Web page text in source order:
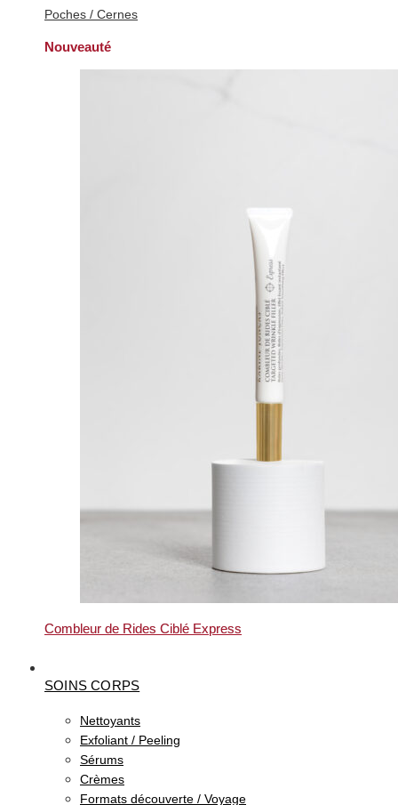
Poches / Cernes
Nouveauté
Combleur de Rides Ciblé Express
SOINS CORPS
Nettoyants
Exfoliant / Peeling
Sérums
Crèmes
Formats découverte / Voyage